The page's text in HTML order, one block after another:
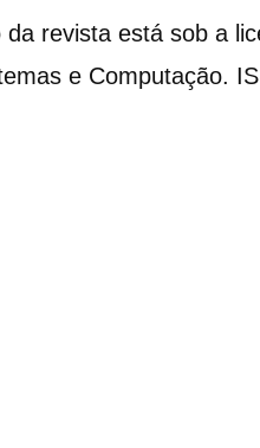
da revista está sob a
e Computação.